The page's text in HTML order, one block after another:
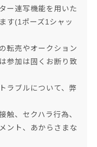
ー連写機能を用いた
す(1ポーズ1シャッ
転売やオークション
参加は固くお断り致
ラブルについて、弊
触、セクハラ行為、
ント、あからさまな